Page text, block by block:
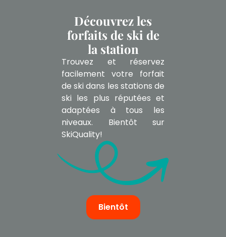
Découvrez les
forfaits de ski de
la station
Trouvez et réservez
facilement votre forfait
de ski dans les stations de
ski les plus réputées et
adaptées à tous les
niveaux. Bientôt sur
SkiQuality!
Bientôt